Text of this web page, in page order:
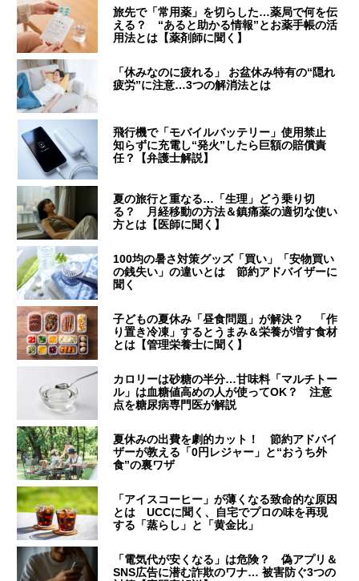
旅先で「常用薬」を切らした…薬局で何を伝
える？ “あると助かる情報”とお薬手帳の活
用法とは【薬剤師に聞く】
「休みなのに疲れる」 お盆休み特有の“隠れ
疲労”に注意…3つの解消法とは
飛行機で「モバイルバッテリー」使用禁止
知らずに充電し“発火”したら巨額の賠償責
任？【弁護士解説】
夏の旅行と重なる…「生理」どう乗り切
る？ 月経移動の方法＆鎮痛薬の適切な使い
方とは【医師に聞く】
100均の暑さ対策グッズ「買い」「安物買い
の銭失い」の違いとは 節約アドバイザーに
聞く
子どもの夏休み「昼食問題」が解決？ 「作
り置き冷凍」するとうまみ＆栄養が増す食材
とは【管理栄養士に聞く】
カロリーは砂糖の半分…甘味料「マルチトー
ル」は血糖値高めの人が使ってOK？ 注意
点を糖尿病専門医が解説
夏休みの出費を劇的カット！ 節約アドバイ
ザーが教える「0円レジャー」と“おうち外
食”の裏ワザ
「アイスコーヒー」が薄くなる致命的な原因
とは UCCに聞く、自宅でプロの味を再現
する「蒸らし」と「黄金比」
「電気代が安くなる」は危険？ 偽アプリ＆
SNS広告に潜む詐欺のワナ… 被害防ぐ3つの